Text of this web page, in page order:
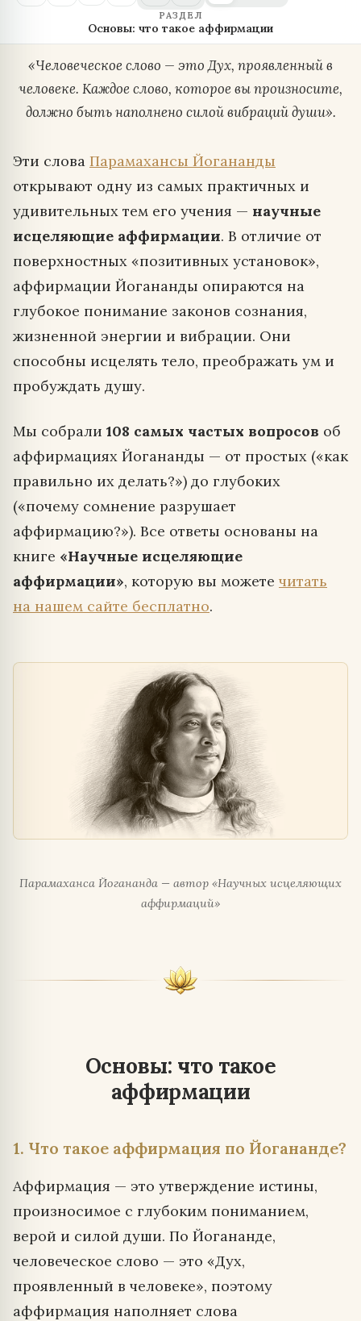
РАЗДЕЛ
Основы: что такое аффирмации
«Человеческое слово — это Дух, проявленный в
человеке. Каждое слово, которое вы произносите,
должно быть наполнено силой вибраций души».
Эти слова Парамахансы Йогананды
открывают одну из самых практичных и
удивительных тем его учения — научные
исцеляющие аффирмации. В отличие от
поверхностных «позитивных установок»,
аффирмации Йогананды опираются на
глубокое понимание законов сознания,
жизненной энергии и вибрации. Они
способны исцелять тело, преображать ум и
пробуждать душу.
Мы собрали 108 самых частых вопросов об
аффирмациях Йогананды — от простых («как
правильно их делать?») до глубоких
(«почему сомнение разрушает
аффирмацию?»). Все ответы основаны на
книге «Научные исцеляющие
аффирмации», которую вы можете читать
на нашем сайте бесплатно.
Парамаханса Йогананда — автор «Научных исцеляющих
аффирмаций»
Основы: что такое
аффирмации
1. Что такое аффирмация по Йогананде?
Аффирмация — это утверждение истины,
произносимое с глубоким пониманием,
верой и силой души. По Йогананде,
человеческое слово — это «Дух,
проявленный в человеке», поэтому
аффирмация наполняет слова